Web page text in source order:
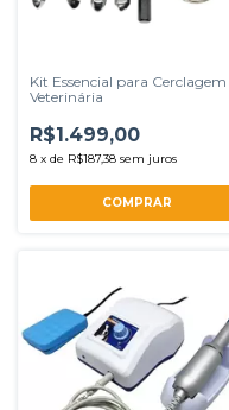
Kit Essencial para Cerclagem
Veterinária
R$1.499,00
8 x de R$187,38 sem juros